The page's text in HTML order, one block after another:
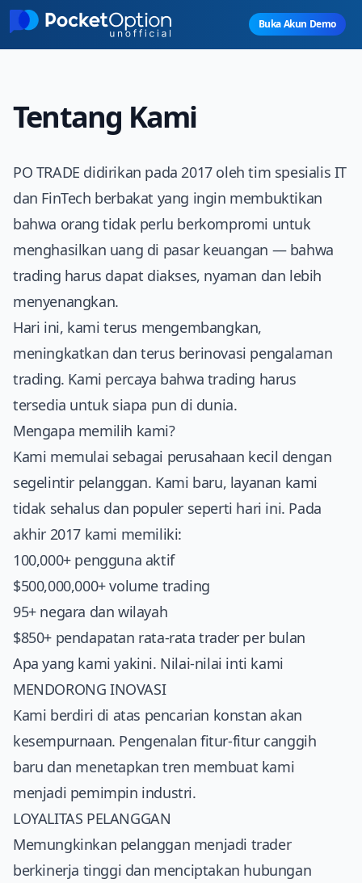
Skip to main content
Buka Akun Demo
Tentang Kami
PO TRADE didirikan pada 2017 oleh tim spesialis IT
dan FinTech berbakat yang ingin membuktikan
bahwa orang tidak perlu berkompromi untuk
menghasilkan uang di pasar keuangan — bahwa
trading harus dapat diakses, nyaman dan lebih
menyenangkan.
Hari ini, kami terus mengembangkan,
meningkatkan dan terus berinovasi pengalaman
trading. Kami percaya bahwa trading harus
tersedia untuk siapa pun di dunia.
Mengapa memilih kami?
Kami memulai sebagai perusahaan kecil dengan
segelintir pelanggan. Kami baru, layanan kami
tidak sehalus dan populer seperti hari ini. Pada
akhir 2017 kami memiliki:
100,000+ pengguna aktif
$500,000,000+ volume trading
95+ negara dan wilayah
$850+ pendapatan rata-rata trader per bulan
Apa yang kami yakini. Nilai-nilai inti kami
MENDORONG INOVASI
Kami berdiri di atas pencarian konstan akan
kesempurnaan. Pengenalan fitur-fitur canggih
baru dan menetapkan tren membuat kami
menjadi pemimpin industri.
LOYALITAS PELANGGAN
Memungkinkan pelanggan menjadi trader
berkinerja tinggi dan menciptakan hubungan